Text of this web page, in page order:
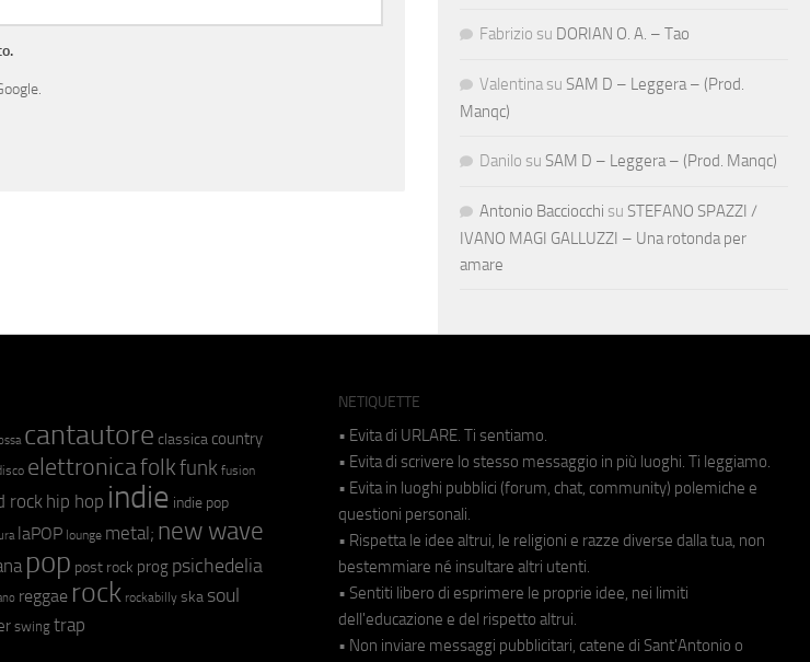
Fabrizio su DORIAN O. A. – Tao
Valentina su SAM D – Leggera – (Prod.
Manqc)
Danilo su SAM D – Leggera – (Prod. Manqc)
Antonio Bacciocchi su STEFANO SPAZZI /
IVANO MAGI GALLUZZI – Una rotonda per
amare
cantautore classica country
elettronicafolkfunk fusion
rock hip hop indie indie pop
laPOP lounge metal; new wave
pop post rock prog psichedelia
reggae rock rockabilly ska soul
swing trap
NETIQUETTE
• Evita di URLARE. Ti sentiamo.
• Evita di scrivere lo stesso messaggio in più luoghi. Ti leggiamo.
• Evita in luoghi pubblici (forum, chat, community) polemiche e
questioni personali.
• Rispetta le idee altrui, le religioni e razze diverse dalla tua, non
bestemmiare né insultare altri utenti.
• Sentiti libero di esprimere le proprie idee, nei limiti
dell'educazione e del rispetto altrui.
• Non inviare messaggi pubblicitari, catene di Sant'Antonio o